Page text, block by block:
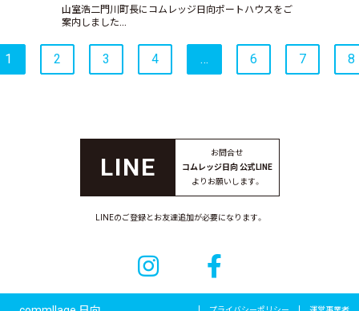
山室浩二門川町長にコムレッジ日向ポートハウスをご
案内しました…
1 2 3 4 … 6 7 8
お問合せ
コムレッジ日向 公式LINE
よりお願いします。
LINEのご登録とお友達追加が必要になります。